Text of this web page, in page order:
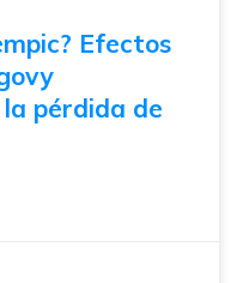
Efectos
pérdida de